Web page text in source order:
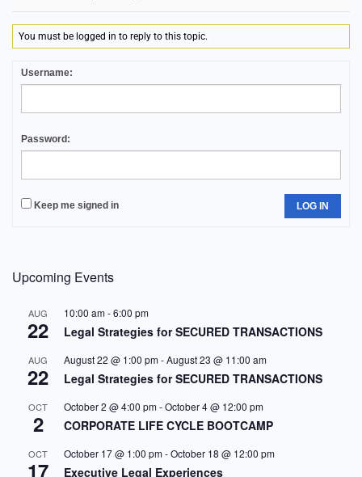
You must be logged in to reply to this topic.
Username:
Password:
Keep me signed in LOG IN
Upcoming Events
AUG
22
10:00 am-6:00 pm
Legal Strategies for SECURED TRANSACTIONS
AUG
22
August 22 @ 1:00 pm-August 23 @ 11:00 am
Legal Strategies for SECURED TRANSACTIONS
OCT
2
October 2 @ 4:00 pm-October 4 @ 12:00 pm
CORPORATE LIFE CYCLE BOOTCAMP
OCT
17
October 17 @ 1:00 pm-October 18 @ 12:00 pm
Executive Legal Experiences